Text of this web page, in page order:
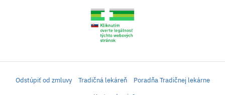
Odstúpiť od zmluvy Tradičná lekáreň
Poradňa Tradičnej lekárne